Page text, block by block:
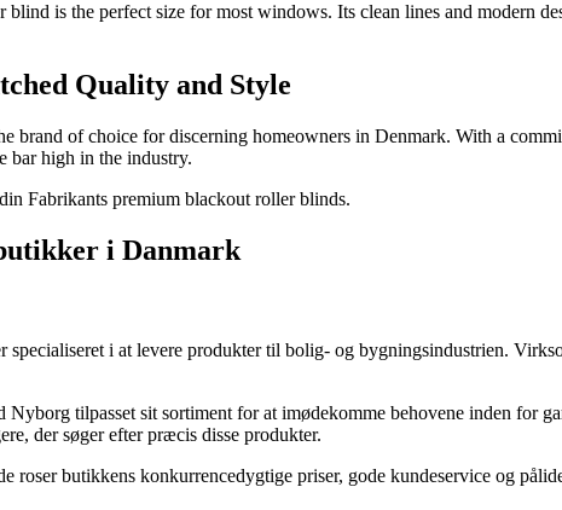
is the perfect size for most windows. Its clean lines and modern
Quality and Style
of choice for discerning homeowners in Denmark. With a
bar high in the industry.
Fabrikants premium blackout roller blinds.
i Danmark
i at levere produkter til bolig- og bygningsindustrien.
tilpasset sit sortiment for at imødekomme behovene inden for
der søger efter præcis disse produkter.
roser butikkens konkurrencedygtige priser, gode kundeservice og